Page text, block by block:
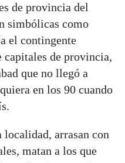
de provincia del
simbólicas como
el contingente
capitales de provincia,
que no llegó a
en los 90 cuando
localidad, arrasan con
matan a los que